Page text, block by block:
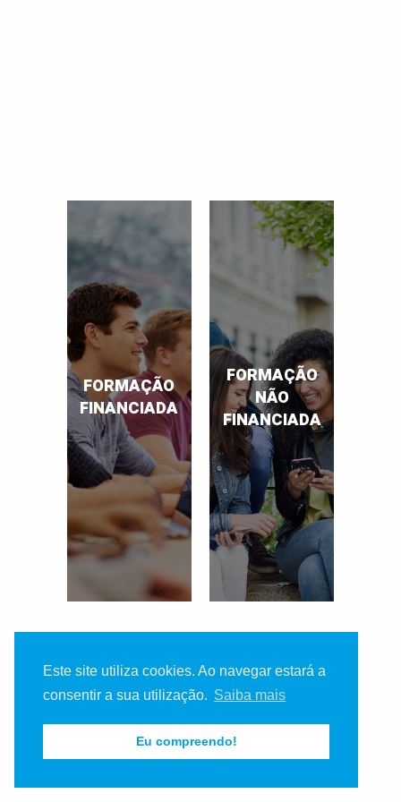
Este site utiliza cookies. Ao navegar estará a
consentir a sua utilização. Saiba mais
Eu compreendo!
FORMAÇÃO
FINANCIADA
FORMAÇÃO
NÃO
FINANCIADA